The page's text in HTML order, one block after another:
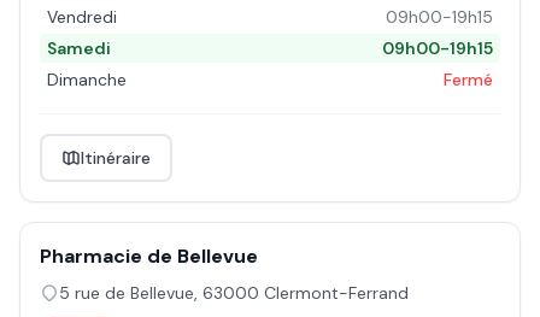
Vendredi
09h00-19h15
Samedi
09h00-19h15
Dimanche
Fermé
Itinéraire
Pharmacie de Bellevue
5 rue de Bellevue, 63000 Clermont-Ferrand